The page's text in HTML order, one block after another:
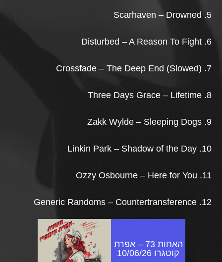
5. Scarhaven – Drowned
6. Disturbed – A Reason To Fight
7. Crossfade – The Deep End (Slowed)
8. Three Days Grace – Lifetime
9. Zakk Wylde – Sleeping Dogs
10. Linkin Park – Shadow of the Day
11. Ozzy Osbourne – Here for You
12. Generic Randoms – Countertransference
האחות 73 – אפרת
קוטגרו 10/06/26